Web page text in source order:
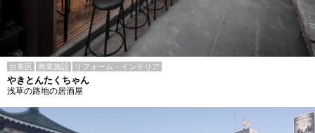
台東区 商業施設 リフォーム・インテリア
やきとんたくちゃん
浅草の路地の居酒屋